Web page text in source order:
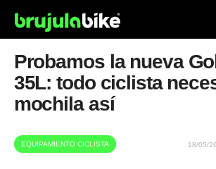
Probamos la nueva
35L: todo ciclista
mochila así
EQUIPAMIENTO CICLISTA 18/05/